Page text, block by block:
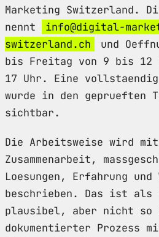
Marketing Switzerland.
nennt
info@digital-
switzerland.ch
und
bis Freitag von 9 bis 12
17 Uhr. Eine
wurde in den geprueften
sichtbar.
Die Arbeitsweise wird
Zusammenarbeit,
Loesungen, Erfahrung
beschrieben. Das ist als
plausibel, aber nicht so
dokumentierter Prozess